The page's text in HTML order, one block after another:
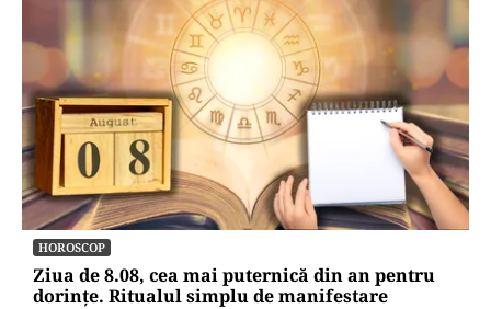
HOROSCOP
Ziua de 8.08, cea mai puternică din an pentru
dorințe. Ritualul simplu de manifestare